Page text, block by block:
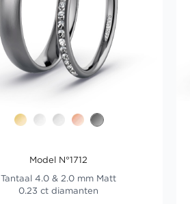
Model N°1712
Tantaal 4.0 & 2.0 mm Matt
0.23 ct diamanten